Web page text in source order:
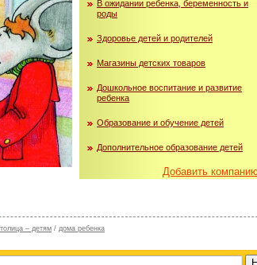
В ожидании ребенка, беременность и
роды
Здоровье детей и родителей
Магазины детских товаров
Дошкольное воспитание и развитие
ребенка
Образование и обучение детей
Дополнительное образование детей
Добавить
– детям / дома ребенка